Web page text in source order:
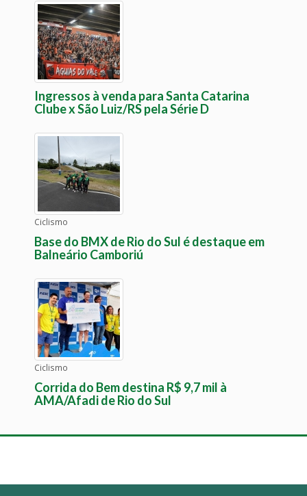
Ingressos à venda para Santa Catarina
Clube x São Luiz/RS pela Série D
Ciclismo
Base do BMX de Rio do Sul é destaque em
Balneário Camboriú
Ciclismo
Corrida do Bem destina R$ 9,7 mil à
AMA/Afadi de Rio do Sul